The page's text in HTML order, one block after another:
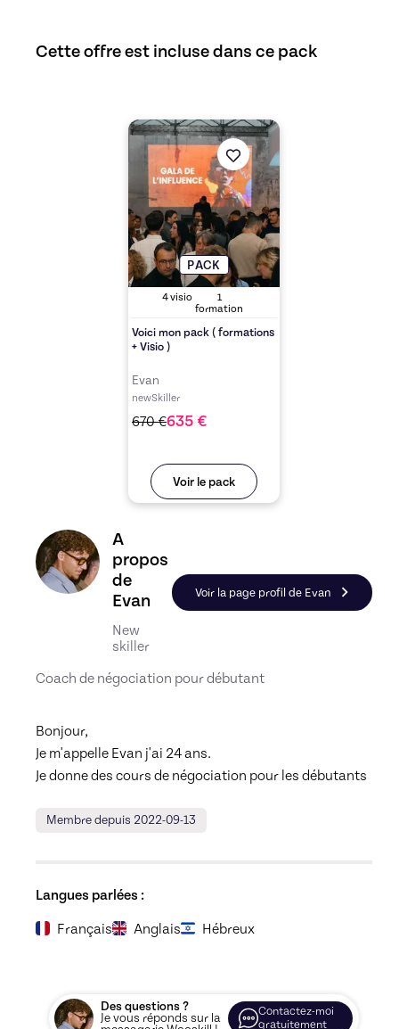
Cette offre est incluse dans ce pack
Découvrez l'offreVoici mon pack (
PACK
4visio
1
formation
Voici mon pack ( formations
+ Visio )
Evan
newSkiller
670€635 €
Voir le pack
Découvrez le profil de Evan, Skiller en Formation
A
propos
de
Evan
New
skiller
Voir la page profil de Evan
Coach de négociation pour débutant
Bonjour,
Je m'appelle Evan j'ai 24 ans.
Je donne des cours de négociation pour les débutants
Membre depuis 2022-09-13
Langues parlées :
Français Anglais Hébreux
Des questions ?
Je vous réponds sur la
Contactez-moi
gratuitement